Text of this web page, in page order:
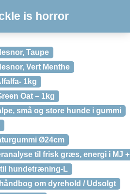
is horror
Taupe
Vert Menthe
1kg
Oat – 1kg
små og store hunde i gummi
Ø24cm
til frisk græs, energi i MJ
hundetræning-L
om dyrehold / Udsolgt